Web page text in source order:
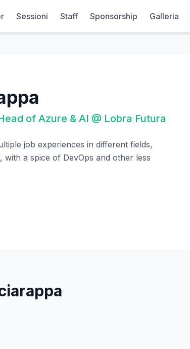
Sessioni Staff Sponsorship Galleria
of Azure & AI @ Lobra Futura
job experiences in different fields,
a spice of DevOps and other less